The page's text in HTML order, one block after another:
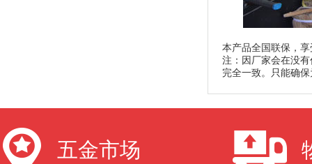
本产品全国联保，
注：因厂家会在没
完全一致。只能确
五金市场